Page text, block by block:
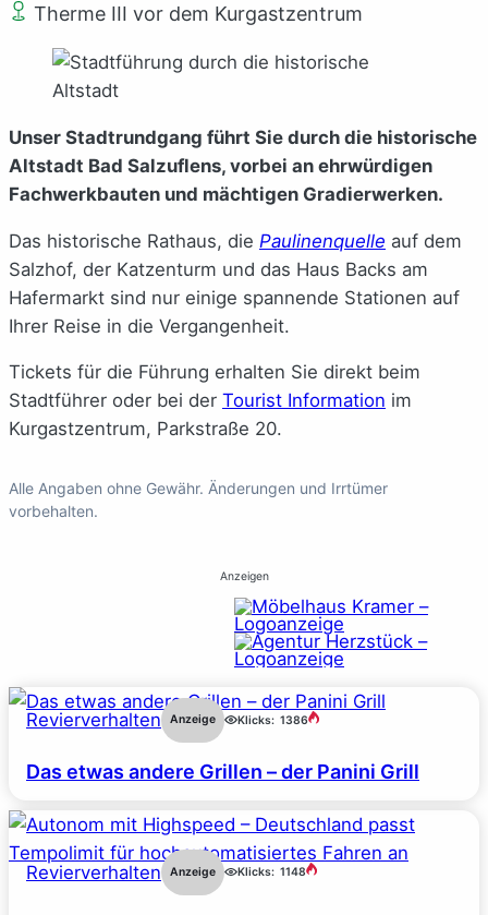
Therme III vor dem Kurgastzentrum
Unser Stadtrundgang führt Sie durch die historische
Altstadt Bad Salzuflens, vorbei an ehrwürdigen
Fachwerkbauten und mächtigen Gradierwerken.
Das historische Rathaus, die Paulinenquelle auf dem
Salzhof, der Katzenturm und das Haus Backs am
Hafermarkt sind nur einige spannende Stationen auf
Ihrer Reise in die Vergangenheit.
Tickets für die Führung erhalten Sie direkt beim
Stadtführer oder bei der Tourist Information im
Kurgastzentrum, Parkstraße 20.
Alle Angaben ohne Gewähr. Änderungen und Irrtümer
vorbehalten.
Anzeigen
Revierverhalten Anzeige Klicks: 1386
Das etwas andere Grillen – der Panini Grill
Revierverhalten Anzeige Klicks: 1148